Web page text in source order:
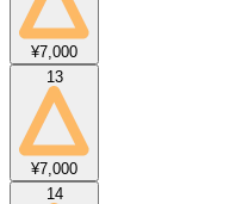
¥7,000
13
¥7,000
14